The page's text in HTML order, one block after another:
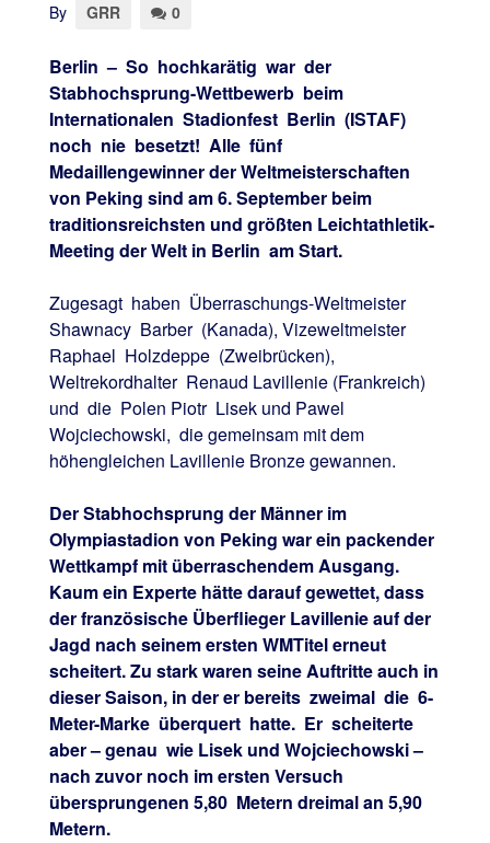
By GRR 0
Berlin – So hochkarätig war der
Stabhochsprung-Wettbewerb beim
Internationalen Stadionfest Berlin (ISTAF)
noch nie besetzt! Alle fünf
Medaillengewinner der Weltmeisterschaften
von Peking sind am 6. September beim
traditionsreichsten und größten Leichtathletik-
Meeting der Welt in Berlin am Start.
Zugesagt haben Überraschungs-Weltmeister
Shawnacy Barber (Kanada), Vizeweltmeister
Raphael Holzdeppe (Zweibrücken),
Weltrekordhalter Renaud Lavillenie (Frankreich)
und die Polen Piotr Lisek und Pawel
Wojciechowski, die gemeinsam mit dem
höhengleichen Lavillenie Bronze gewannen.
Der Stabhochsprung der Männer im
Olympiastadion von Peking war ein packender
Wettkampf mit überraschendem Ausgang.
Kaum ein Experte hätte darauf gewettet, dass
der französische Überflieger Lavillenie auf der
Jagd nach seinem ersten WMTitel erneut
scheitert. Zu stark waren seine Auftritte auch in
dieser Saison, in der er bereits zweimal die 6-
Meter-Marke überquert hatte. Er scheiterte
aber – genau wie Lisek und Wojciechowski –
nach zuvor noch im ersten Versuch
übersprungenen 5,80 Metern dreimal an 5,90
Metern.